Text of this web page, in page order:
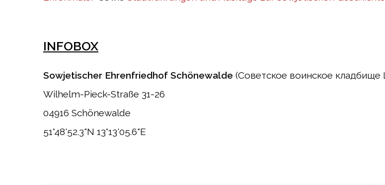
INFOBOX
Sowjetischer Ehrenfriedhof Schönewalde (Советское воинское
Wilhelm-Pieck-Straße 31-26
04916 Schönewalde
51°48'52.3"N 13°13'05.6"E